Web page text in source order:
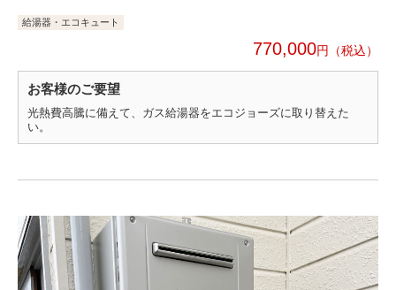
給湯器・エコキュート
770,000円
お客様のご要望
光熱費高騰に備えて、ガス給湯器をエコジョーズに取り替えた
い。